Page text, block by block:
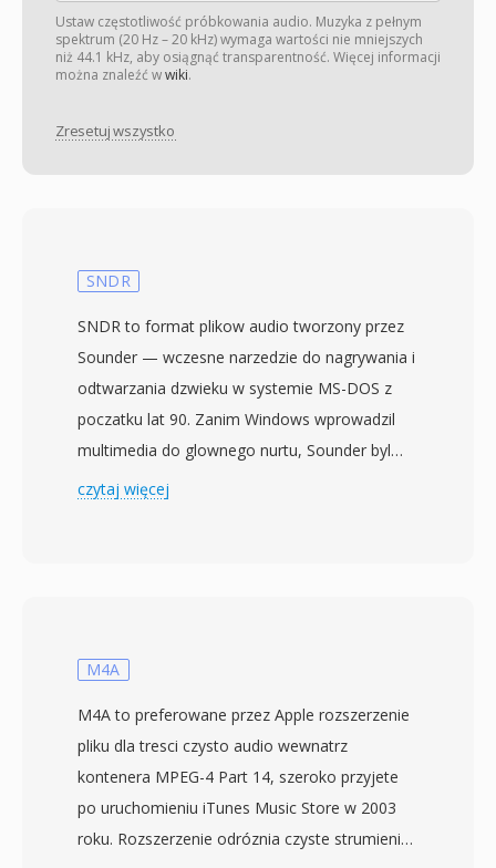
Ustaw częstotliwość próbkowania audio. Muzyka z pełnym
spektrum (20 Hz – 20 kHz) wymaga wartości nie mniejszych
niż 44.1 kHz, aby osiągnąć transparentność. Więcej informacji
można znaleźć wwiki.
Zresetuj wszystko
SNDR
SNDR to format plikow audio tworzony przez
Sounder — wczesne narzedzie do nagrywania i
odtwarzania dzwieku w systemie MS-DOS z
poczatku lat 90. Zanim Windows wprowadzil
multimedia do glownego nurtu, Sounder byl
jednym z nielicznych programow DOS
probki PCM bez znaku i bez jakiegokolwiek
domyslnych aplikacji do okreslenia parametrow
odtwarzania. Czestotliwosci probkowania byly
zwykle niskie (4000 do 11025 Hz),
odzwierciedlajac ograniczenia sprzetowe i
koszty przechowywania, gdy dysk twardy 20
czytaj więcej
M4A
M4A to preferowane przez Apple rozszerzenie
pliku dla tresci czysto audio wewnatrz
kontenera MPEG-4 Part 14, szeroko przyjete
po uruchomieniu iTunes Music Store w 2003
roku. Rozszerzenie odróznia czyste strumienie